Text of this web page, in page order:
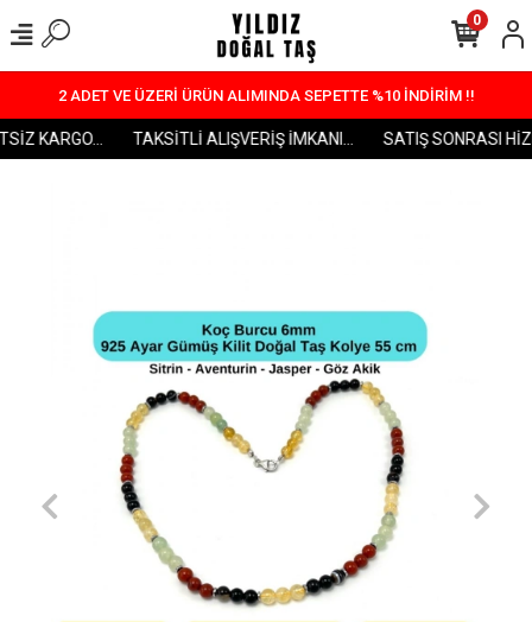
2 ADET VE ÜZERİ ÜRÜN ALIMINDA SEPETTE %10 İNDİRİM !!
KARGO... TAKSİTLİ ALIŞVERİŞ İMKANI... SATIŞ SONRASI
0